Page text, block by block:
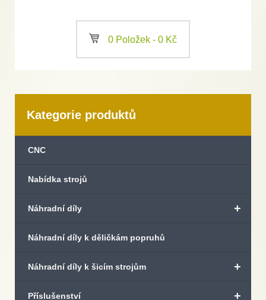
a 0 Položek - 0 Kč
Kategorie produktů
CNC
Nabídka strojů
+
Náhradní díly
Náhradní díly k děličkám popruhů
+
Náhradní díly k šicím strojům
+
Příslušenství